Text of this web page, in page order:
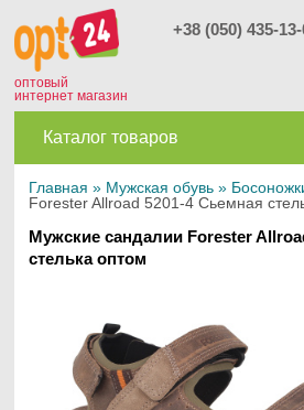
оптовый
интернет магазин
+38 (050) 435-
Каталог товаров
Главная » Мужская обувь »
Forester Allroad 5201-4 Сьемная
Мужские сандалии Forester
стелька оптом